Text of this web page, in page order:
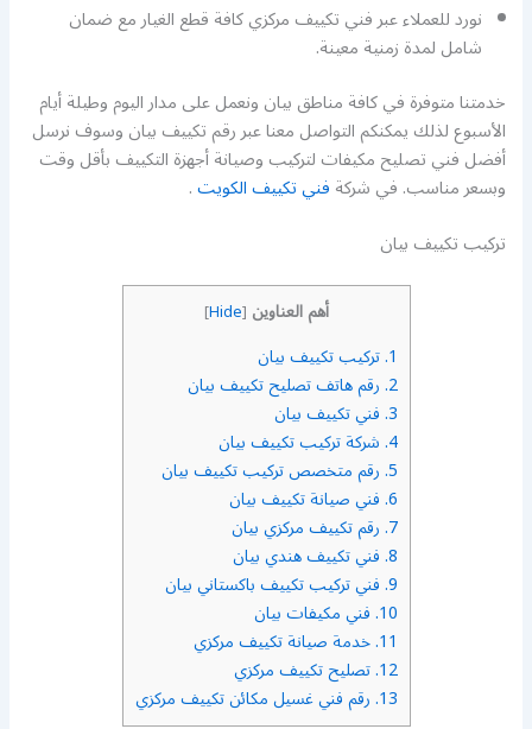
نورد للعملاء عبر فني تكييف مركزي كافة قطع الغيار مع ضمان
شامل لمدة زمنية معينة.
خدمتنا متوفرة في كافة مناطق بيان ونعمل على مدار اليوم وطيلة أيام
الأسبوع لذلك يمكنكم التواصل معنا عبر رقم تكييف بيان وسوف نرسل
أفضل فني تصليح مكيفات لتركيب وصيانة أجهزة التكييف بأقل وقت
وبسعر مناسب. في شركةفني تكييف الكويت.
تركيب تكييف بيان
أهم العناوين [
Hide
]
1. تركيب تكييف بيان
2. رقم هاتف تصليح تكييف بيان
3. فني تكييف بيان
4. شركة تركيب تكييف بيان
5. رقم متخصص تركيب تكييف بيان
6. فني صيانة تكييف بيان
7. رقم تكييف مركزي بيان
8. فني تكييف هندي بيان
9. فني تركيب تكييف باكستاني بيان
10. فني مكيفات بيان
11. خدمة صيانة تكييف مركزي
12. تصليح تكييف مركزي
13. رقم فني غسيل مكائن تكييف مركزي